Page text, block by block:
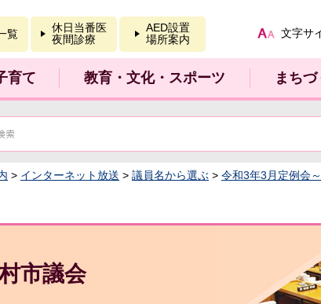
覧
休日当番医
夜間診療
AED設置
場所案内
文字サ
育て 教育・文化・スポーツ まち
> インターネット放送 > 議員名から選ぶ > 令和3年3月定例会～
市議会